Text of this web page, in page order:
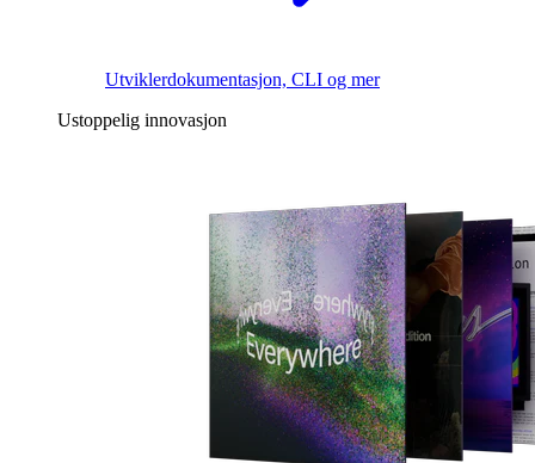
Utviklerdokumentasjon, CLI og mer
Ustoppelig innovasjon